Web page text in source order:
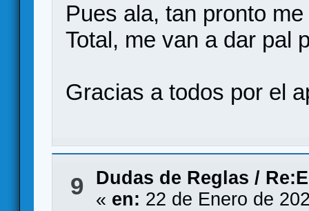
Pues ala, tan pronto
Total, me van a dar pal
Gracias a todos por el
9 Dudas de Reglas /
« en: 22 de Enero de